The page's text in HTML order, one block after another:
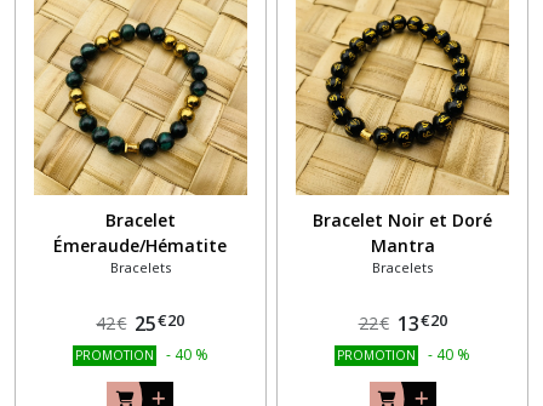
Bracelet
Émeraude/Hématite
Bracelets
42€ 25€20
PROMOTION - 40 %
Bracelet Noir et Doré
Mantra
Bracelets
22€ 13€20
PROMOTION - 40 %
(12)
Acier
inoxydable
(46)
Bagues
Pierres
(3)
Homme
925
(102)